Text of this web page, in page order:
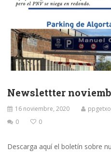
Newslettter
16 noviembre, 2020
0
0
Descarga aquí el boletín sobre